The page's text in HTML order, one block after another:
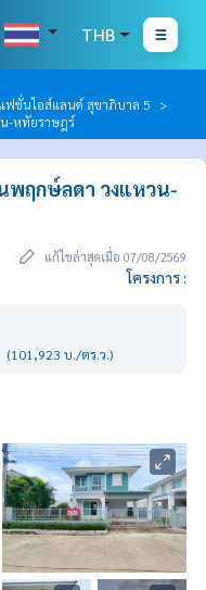
THB
ฟชั่นไอส์แลนด์ สุขาภิบาล 5
-หทัยราษฎร์
พฤกษ์ลดา วงแหวน-
แก้ไขล่าสุดเมื่อ 07/08/2569
โครงการ :
(101,923 บ./ตร.ว.)